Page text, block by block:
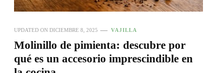
UPDATED ON DICIEMBRE 8, 2025 VAJILLA
Molinillo de pimienta: descubre por
qué es un accesorio imprescindible en